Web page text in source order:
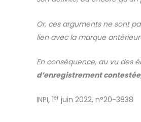
Or, ces arguments ne sont
lien avec la marque
En conséquence, au vu des
d’enregistrement
INPI, 1er juin 2022, n°20-3838